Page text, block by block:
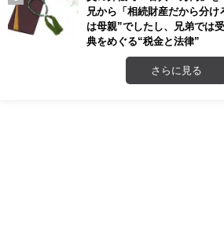
兄から「相続財産だから分
は母親”でしたし、兄弟では
典をめぐる“税金と法律”
さらに見る